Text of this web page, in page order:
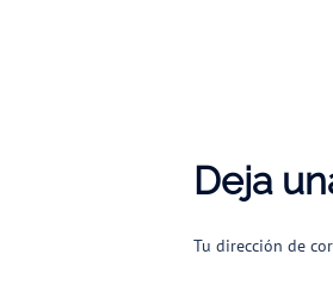
Deja
Tu dirección de